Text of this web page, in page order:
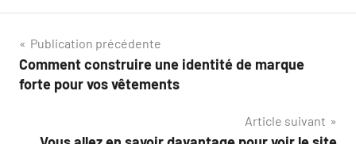
Navigation
de
Publication précédente
Comment construire une identité de marque
forte pour vos vêtements
Article suivant